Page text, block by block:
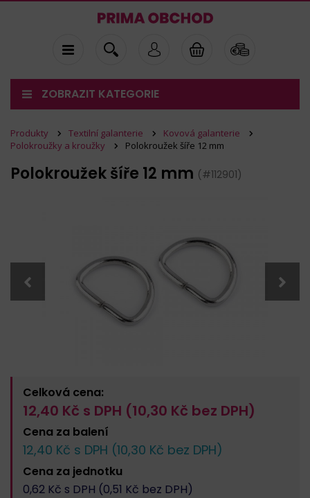
ZOBRAZIT KATEGORIE
Produkty Textilní galanterie
Kovová galanterie
Polokroužky a kroužky
Polokroužek šíře 12 mm
Polokroužek šíře 12 mm (#112901)
Celková cena:
12,40 Kč s DPH (10,30 Kč bez DPH)
Cena za balení
12,40 Kč s DPH (10,30 Kč bez DPH)
Cena za jednotku
0,62 Kč s DPH (0,51 Kč bez DPH)